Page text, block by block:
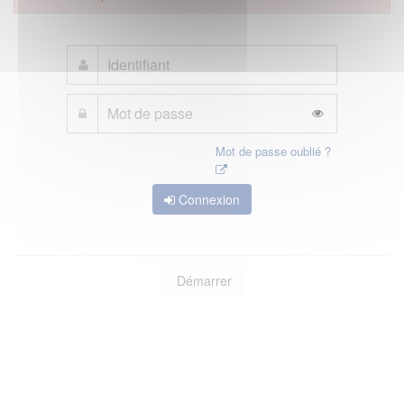
Mot de passe oublié ?
Connexion
Démarrer